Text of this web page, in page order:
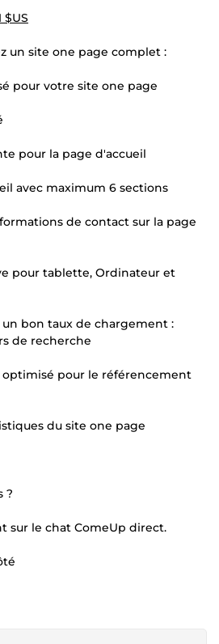
$US
un site one page complet :
pour votre site one page
pour la page d'accueil
avec maximum 6 sections
de contact sur la page
pour tablette, Ordinateur et
bon taux de chargement :
de recherche
pour le référencement
du site one page
?
sur le chat ComeUp direct.